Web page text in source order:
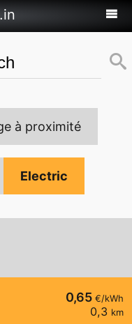
à proximité
Electric
0,65 €/kWh
0,3 km